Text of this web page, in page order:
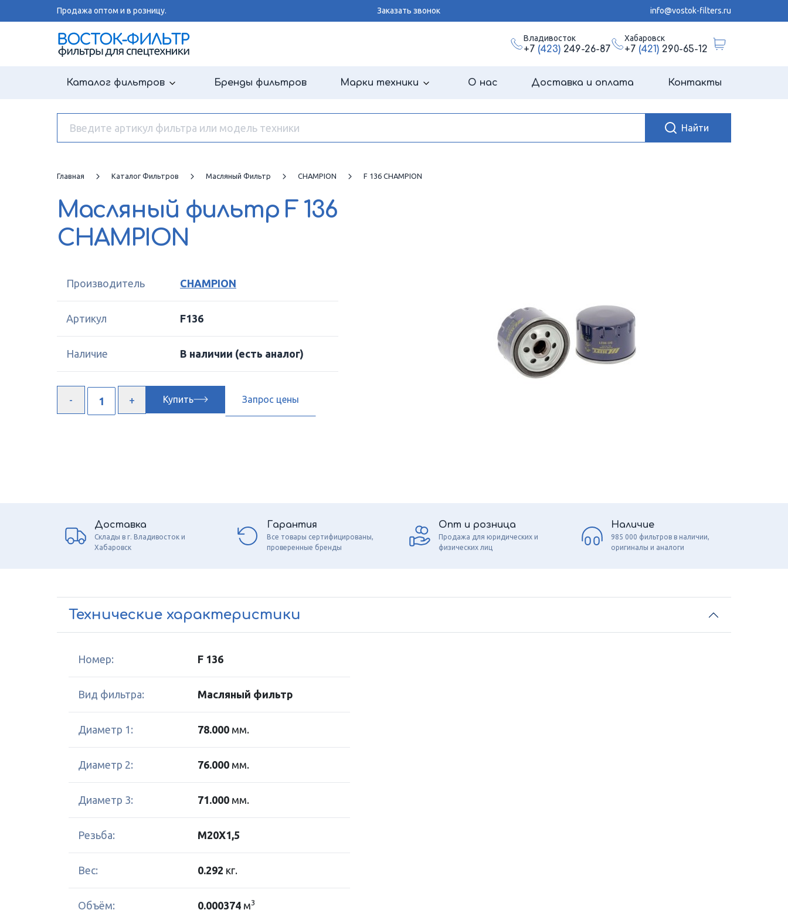
Продажа оптом и в розницу. Заказать звонок info@vostok-filters.ru
Владивосток
+7 (423)249-26-87
Хабаровск
+7 (421)290-65-12
Каталог фильтров Бренды фильтров Марки техники О нас Доставка и оплата Контакты
Главная Каталог Фильтров Масляный Фильтр CHAMPION F 136 CHAMPION
Масляный фильтр F 136
CHAMPION
Производитель CHAMPION
Артикул F136
Наличие В наличии (есть аналог)
Купить Запрос цены
Доставка
Склады в г. Владивосток и
Хабаровск
Гарантия
Все товары сертифицированы,
проверенные бренды
Опт и розница
Продажа для юридических и
физических лиц
Наличие
985 000 фильтров в наличии,
оригиналы и аналоги
Технические характеристики
Номер: F 136
Вид фильтра: Масляный фильтр
Диаметр 1: 78.000 мм.
Диаметр 2: 76.000 мм.
Диаметр 3: 71.000 мм.
Резьба: M20X1,5
Вес: 0.292 кг.
Объём: 0.000374 м3